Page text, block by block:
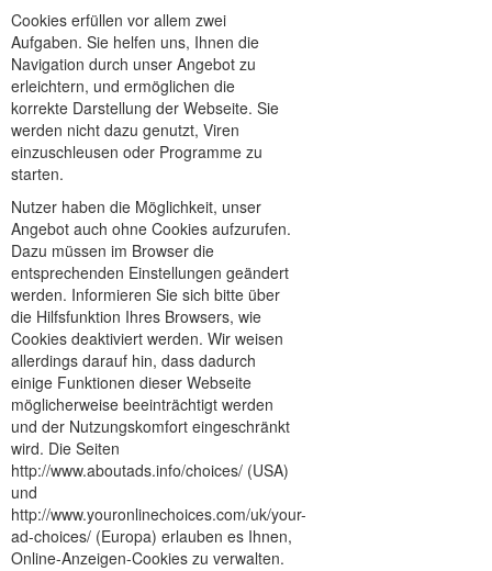
Cookies erfüllen vor allem zwei
Aufgaben. Sie helfen uns, Ihnen die
Navigation durch unser Angebot zu
erleichtern, und ermöglichen die
korrekte Darstellung der Webseite. Sie
werden nicht dazu genutzt, Viren
einzuschleusen oder Programme zu
starten.
Nutzer haben die Möglichkeit, unser
Angebot auch ohne Cookies aufzurufen.
Dazu müssen im Browser die
entsprechenden Einstellungen geändert
werden. Informieren Sie sich bitte über
die Hilfsfunktion Ihres Browsers, wie
Cookies deaktiviert werden. Wir weisen
allerdings darauf hin, dass dadurch
einige Funktionen dieser Webseite
möglicherweise beeinträchtigt werden
und der Nutzungskomfort eingeschränkt
wird. Die Seiten
http://www.aboutads.info/choices/ (USA)
und
http://www.youronlinechoices.com/uk/your-
ad-choices/ (Europa) erlauben es Ihnen,
Online-Anzeigen-Cookies zu verwalten.